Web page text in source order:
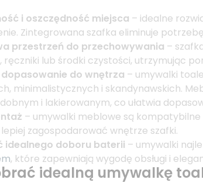
i oszczędność miejsca – idealne
Zintegrowana szafka eliminuje
przestrzeń do przechowywania –
ręczniki lub środki czystości, utrzymując
dopasowanie do wnętrza – umywalki
minimalistycznych i skandynawskich.
i lakierowanym, co ułatwia
– umywalki meblowe są kompatybilne
zagospodarować wnętrze szafki.
idealnego doboru baterii – umywalki
, które zapewniają wygodę obsługi i
idealną umywalkę